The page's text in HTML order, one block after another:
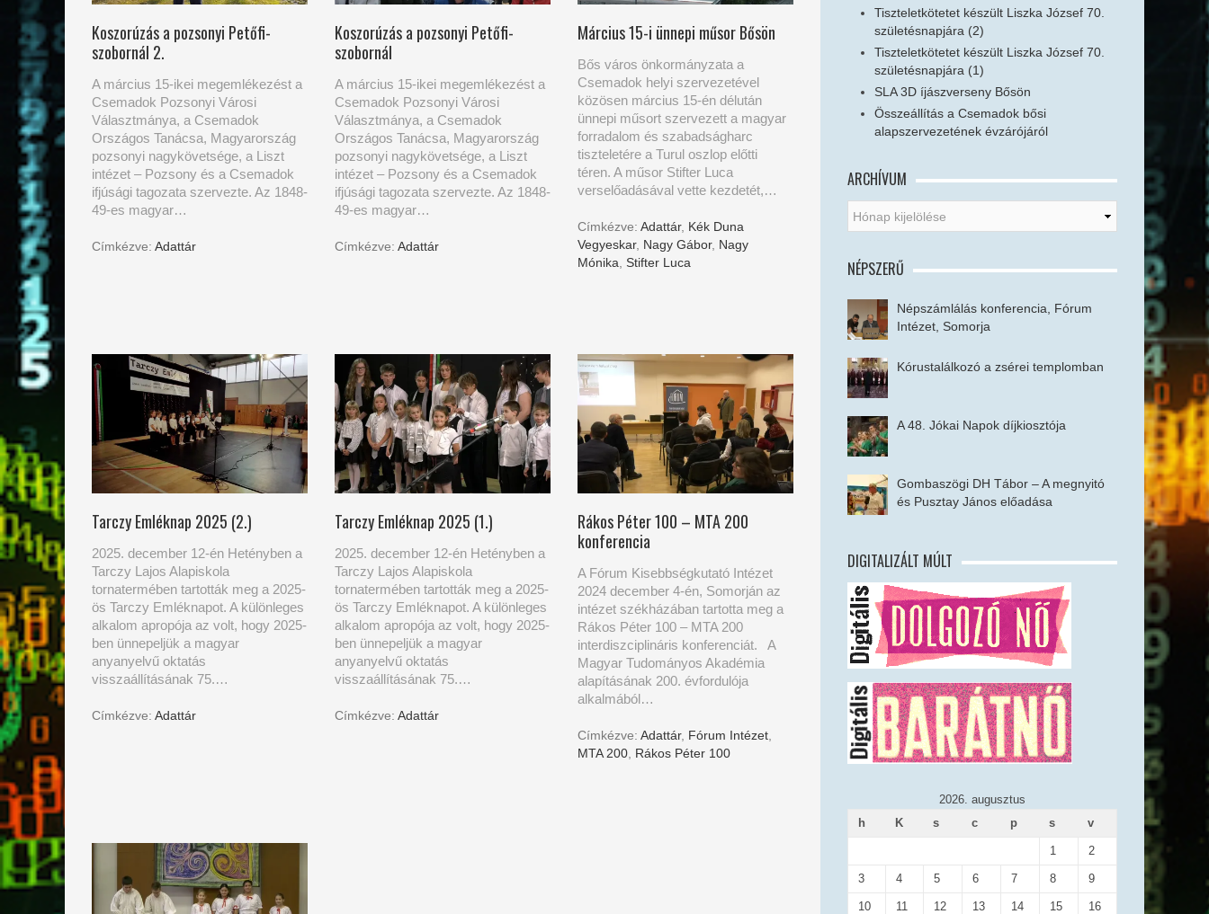
Koszorúzás a pozsonyi Petőfi-
szobornál 2.
A március 15-ikei megemlékezést a
Csemadok Pozsonyi Városi
Választmánya, a Csemadok
Országos Tanácsa, Magyarország
pozsonyi nagykövetsége, a Liszt
intézet – Pozsony és a Csemadok
ifjúsági tagozata szervezte. Az 1848-
49-es magyar…
Címkézve: Adattár
Koszorúzás a pozsonyi Petőfi-
szobornál
A március 15-ikei megemlékezést a
Csemadok Pozsonyi Városi
Választmánya, a Csemadok
Országos Tanácsa, Magyarország
pozsonyi nagykövetsége, a Liszt
intézet – Pozsony és a Csemadok
ifjúsági tagozata szervezte. Az 1848-
49-es magyar…
Címkézve: Adattár
Március 15-i ünnepi műsor Bősön
Bős város önkormányzata a
Csemadok helyi szervezetével
közösen március 15-én délután
ünnepi műsort szervezett a magyar
forradalom és szabadságharc
tiszteletére a Turul oszlop előtti
téren. A műsor Stifter Luca
verselőadásával vette kezdetét,…
Címkézve: Adattár, Kék Duna
Vegyeskar, Nagy Gábor, Nagy
Mónika
Stifter Luca
Tarczy Emléknap 2025 (2.)
2025. december 12-én Hetényben a
Tarczy Lajos Alapiskola
tornatermében tartották meg a 2025-
ös Tarczy Emléknapot. A különleges
alkalom apropója az volt, hogy 2025-
ben ünnepeljük a magyar
anyanyelvű oktatás
visszaállításának 75.…
Címkézve: Adattár
Tarczy Emléknap 2025 (1.)
2025. december 12-én Hetényben a
Tarczy Lajos Alapiskola
tornatermében tartották meg a 2025-
ös Tarczy Emléknapot. A különleges
alkalom apropója az volt, hogy 2025-
ben ünnepeljük a magyar
anyanyelvű oktatás
visszaállításának 75.…
Címkézve: Adattár
Rákos Péter 100 – MTA 200
konferencia
A Fórum Kisebbségkutató Intézet
2024 december 4-én, Somorján az
intézet székházában tartotta meg a
Rákos Péter 100 – MTA 200
interdiszciplináris konferenciát. A
Magyar Tudományos Akadémia
alapításának 200. évfordulója
alkalmából…
Címkézve: Adattár, Fórum Intézet,
MTA 200, Rákos Péter 100
Tiszteletkötetet készült Liszka József 70.
születésnapjára (2)
Tiszteletkötetet készült Liszka József 70.
születésnapjára (1)
SLA 3D íjászverseny Bősön
Összeállítás a Csemadok bősi
alapszervezetének évzárójáról
ARCHÍVUM
NÉPSZERŰ
Népszámlálás konferencia, Fórum
Intézet, Somorja
Kórustalálkozó a zsérei templomban
A 48. Jókai Napok díjkiosztója
Gombaszögi DH Tábor – A megnyitó
és Pusztay János előadása
DIGITALIZÁLT MÚLT
2026. augusztus
h
K s c p s v
1 2
3 4 5 6 7 8 9
10 11 12 13 14 15 16